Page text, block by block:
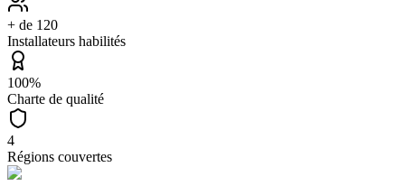
+ de 120
Installateurs habilités
100%
Charte de qualité
4
Régions couvertes